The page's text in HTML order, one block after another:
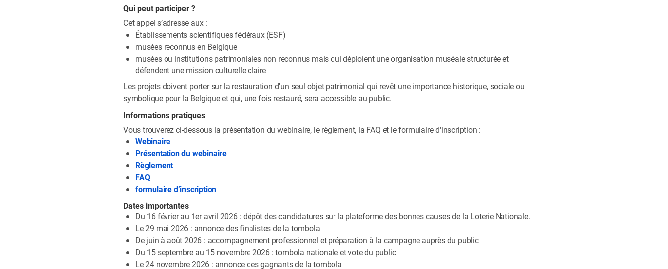
Qui peut participer ?
Cet appel s’adresse aux :
Établissements scientifiques fédéraux (ESF)
musées reconnus en Belgique
musées ou institutions patrimoniales non reconnus mais qui déploient une organisation muséale structurée et
défendent une mission culturelle claire
Les projets doivent porter sur la restauration d'un seul objet patrimonial qui revêt une importance historique, sociale ou
symbolique pour la Belgique et qui, une fois restauré, sera accessible au public.
Informations pratiques
Vous trouverez ci-dessous la présentation du webinaire, le règlement, la FAQ et le formulaire d'inscription :
Webinaire
Présentation du webinaire
Règlement
FAQ
formulaire d’inscription
Dates importantes
Du 16 février au 1er avril 2026 : dépôt des candidatures sur la plateforme des bonnes causes de la Loterie Nationale.
Le 29 mai 2026 : annonce des finalistes de la tombola
De juin à août 2026 : accompagnement professionnel et préparation à la campagne auprès du public
Du 15 septembre au 15 novembre 2026 : tombola nationale et vote du public
Le 24 novembre 2026 : annonce des gagnants de la tombola